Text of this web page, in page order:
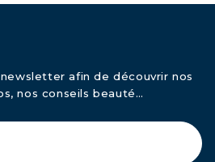
afin de découvrir nos
nos conseils beauté…